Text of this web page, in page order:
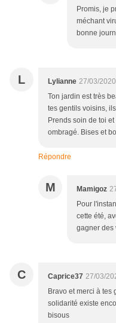
Promis, je
méchant
bonne
L Lylianne 27/03/
Ton jardin est très
tes gentils voisins,
Prends soin de toi
ombragé. Bises et
Répondre
M Mamigoz
Pour
cette été,
gagner des
C Caprice37 27/03/
Bravo et merci à tes
solidarité existe
bisous